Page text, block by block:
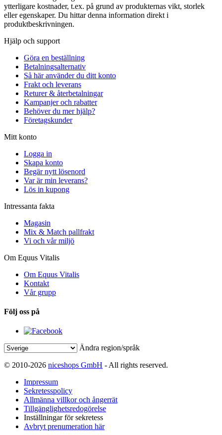
ytterligare kostnader, t.ex. på grund av produkternas vikt, storlek
eller egenskaper. Du hittar denna information direkt i
produktbeskrivningen.
Hjälp och support
Göra en beställning
Betalningsalternativ
Så här använder du ditt konto
Frakt och leverans
Returer & återbetalningar
Kampanjer och rabatter
Behöver du mer hjälp?
Företagskunder
Mitt konto
Logga in
Skapa konto
Begär nytt lösenord
Var är min leverans?
Lös in kupong
Intressanta fakta
Magasin
Mix & Match pallfrakt
Vi och vår miljö
Om Equus Vitalis
Om Equus Vitalis
Kontakt
Vår grupp
Följ oss på
Ändra region/språk
© 2010-2026 niceshops GmbH - All rights reserved.
Impressum
Sekretesspolicy
Allmänna villkor och ångerrät
Tillgänglighetsredogörelse
Inställningar för sekretess
Avbryt prenumeration här